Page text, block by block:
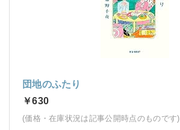
団地のふたり
￥630
(価格・在庫状況は記事公開時点のものです)